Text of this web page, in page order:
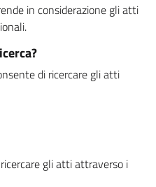
in considerazione gli atti
di ricercare gli atti
gli atti attraverso i